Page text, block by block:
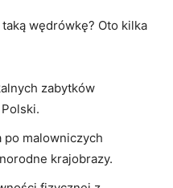
‌wędrówkę? Oto ⁢kilka
zabytków
po malowniczych
krajobrazy.